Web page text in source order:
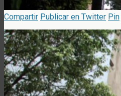
Compartir Publicar en Twitter Pin